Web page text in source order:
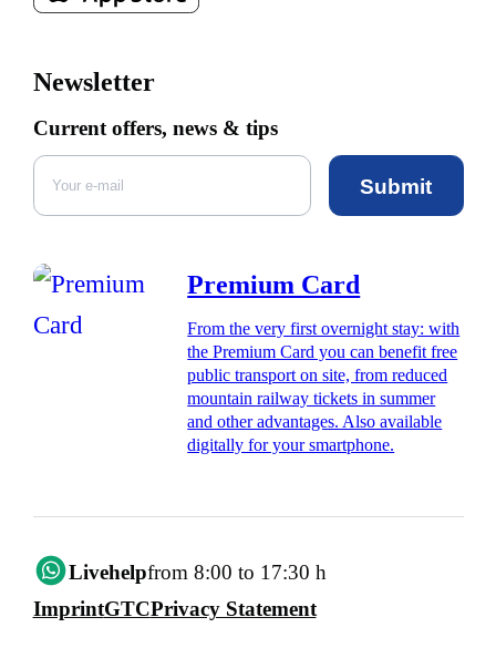
Newsletter
Current offers, news & tips
Submit
Premium Card
From the very first overnight stay: with
the Premium Card you can benefit free
public transport on site, from reduced
mountain railway tickets in summer
and other advantages. Also available
digitally for your smartphone.
Livehelpfrom 8:00 to 17:30 h
ImprintGTCPrivacy Statement